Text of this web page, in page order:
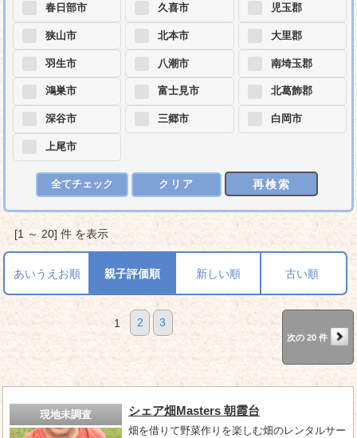
春日部市
狭山市
羽生市
鴻巣市
深谷市
上尾市
久喜市
北本市
八潮市
富士見市
三郷市
児玉郡
大里郡
南埼玉郡
北葛飾郡
白岡市
全てチェック クリア 再検索
[1 ～ 20] 件 を表示
あいうえお順 親子評価順 新しい順 古い順
1 2 3
次の 20 件
現地未調査 シェア畑Masters 朝霞台
畑を借りて野菜作りを楽しむ畑のレンタルサー